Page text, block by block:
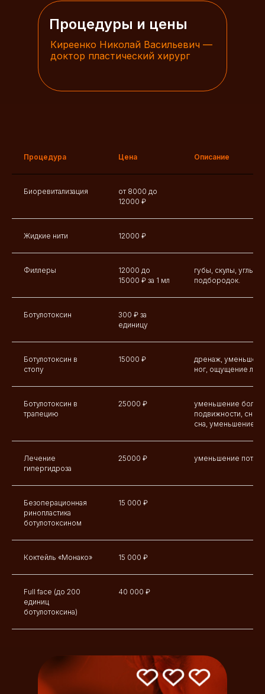
Процедуры и цены
Киреенко Николай Васильевич —
доктор пластический хирург
Процедура Цена Описание
Биоревитализация
от 8000 до
12000 ₽
Жидкие нити 12000 ₽
Филлеры
12000 до
15000 ₽ за 1 мл
губы, скулы, углы,
подбородок.
Ботулотоксин
300 ₽ за
единицу
Ботулотоксин в
стопу
15000 ₽
дренаж,
ног, ощущение
Ботулотоксин в
трапецию
25000 ₽
уменьшение боли
подвижности,
сна, уменьшение
Лечение
гипергидроза
25000 ₽ уменьшение
Безоперационная
ринопластика
ботулотоксином
15 000 ₽
Коктейль «Монако» 15 000 ₽
Full face (до 200
единиц
ботулотоксина)
40 000 ₽